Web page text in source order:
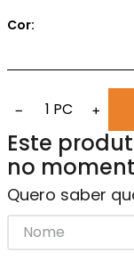
Cor:
− 1 PC +
Este
no
Quero saber